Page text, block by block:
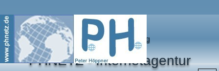
PHNETZ - Internetagentur
Marketing für Ihren Erfolg